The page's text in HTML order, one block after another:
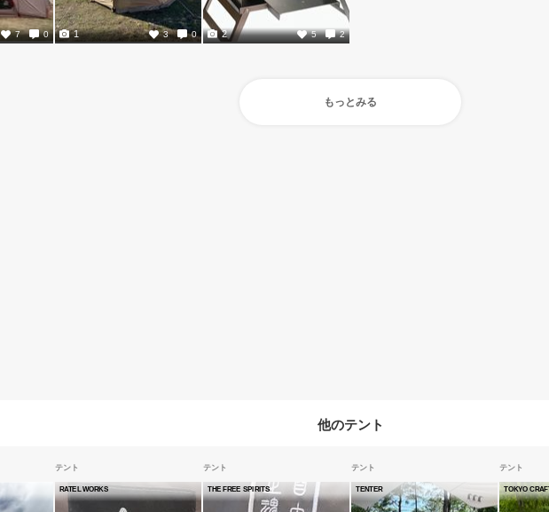
7 0 3 0
1 5 2
2
もっとみる
他のテント
テント
RATEL WORKS
テント
THE FREE SPIRITS
テント
TENTER
テント
TOKYO